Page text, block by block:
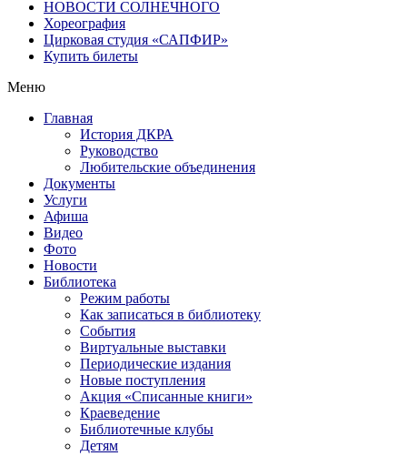
НОВОСТИ СОЛНЕЧНОГО
Хореография
Цирковая студия «САПФИР»
Купить билеты
Меню
Главная
История ДКРА
Руководство
Любительские объединения
Документы
Услуги
Афиша
Видео
Фото
Новости
Библиотека
Режим работы
Как записаться в библиотеку
События
Виртуальные выставки
Периодические издания
Новые поступления
Акция «Списанные книги»
Краеведение
Библиотечные клубы
Детям